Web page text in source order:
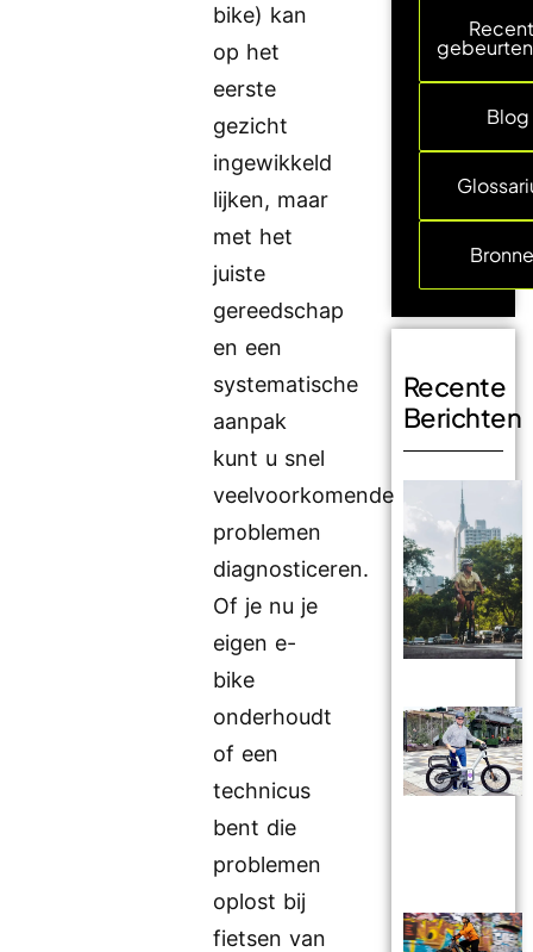
bike) kan
op het
eerste
gezicht
ingewikkeld
lijken, maar
met het
juiste
gereedschap
en een
systematische
aanpak
kunt u snel
veelvoorkomende
problemen
diagnosticeren.
Of je nu je
eigen e-
bike
onderhoudt
of een
technicus
bent die
problemen
oplost bij
fietsen van
Blog
Recente
Berichten